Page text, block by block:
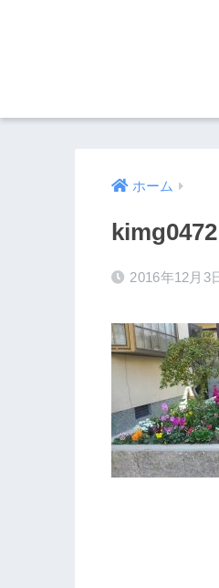
ホーム
kimg0472
2016年12月3